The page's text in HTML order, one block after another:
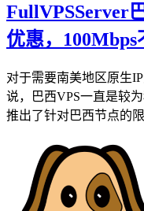
FullVPSServer
优惠，100Mbps
对于需要南美地区原生
说，巴西VPS一直是较
推出了针对巴西节点的